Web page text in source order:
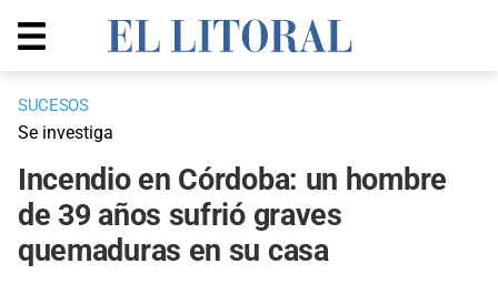
SUCESOS
Se investiga
Incendio en Córdoba: un hombre
de 39 años sufrió graves
quemaduras en su casa